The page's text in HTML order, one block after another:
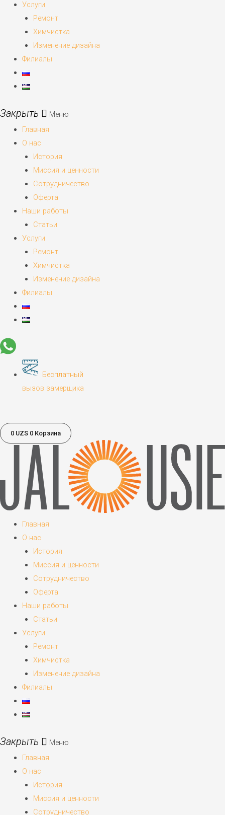
Услуги
Ремонт
Химчистка
Изменение дизайна
Филиалы
Меню
Главная
О нас
История
Миссия и ценности
Сотрудничество
Оферта
Наши работы
Статьи
Услуги
Ремонт
Химчистка
Изменение дизайна
Филиалы
Бесплатный
вызов замерщика
0 UZS 0 Корзина
Главная
О нас
История
Миссия и ценности
Сотрудничество
Оферта
Наши работы
Статьи
Услуги
Ремонт
Химчистка
Изменение дизайна
Филиалы
Меню
Главная
О нас
История
Миссия и ценности
Сотрудничество